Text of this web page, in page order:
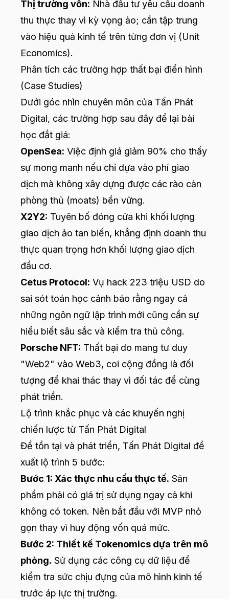
Thị trường vốn: Nhà đầu tư yêu cầu doanh
thu thực thay vì kỳ vọng ảo; cần tập trung
vào hiệu quả kinh tế trên từng đơn vị (Unit
Economics).
Phân tích các trường hợp thất bại điển hình
(Case Studies)
Dưới góc nhìn chuyên môn của Tấn Phát
Digital, các trường hợp sau đây để lại bài
học đắt giá:
OpenSea: Việc định giá giảm 90% cho thấy
sự mong manh nếu chỉ dựa vào phí giao
dịch mà không xây dựng được các rào cản
phòng thủ (moats) bền vững.
X2Y2: Tuyên bố đóng cửa khi khối lượng
giao dịch ảo tan biến, khẳng định doanh thu
thực quan trọng hơn khối lượng giao dịch
đầu cơ.
Cetus Protocol: Vụ hack 223 triệu USD do
sai sót toán học cảnh báo rằng ngay cả
những ngôn ngữ lập trình mới cũng cần sự
hiểu biết sâu sắc và kiểm tra thủ công.
Porsche NFT: Thất bại do mang tư duy
"Web2" vào Web3, coi cộng đồng là đối
tượng để khai thác thay vì đối tác để cùng
phát triển.
Lộ trình khắc phục và các khuyến nghị
chiến lược từ Tấn Phát Digital
Để tồn tại và phát triển, Tấn Phát Digital đề
xuất lộ trình 5 bước:
Bước 1: Xác thực nhu cầu thực tế. Sản
phẩm phải có giá trị sử dụng ngay cả khi
không có token. Nên bắt đầu với MVP nhỏ
gọn thay vì huy động vốn quá mức.
Bước 2: Thiết kế Tokenomics dựa trên mô
phỏng. Sử dụng các công cụ dữ liệu để
kiểm tra sức chịu đựng của mô hình kinh tế
trước áp lực thị trường.